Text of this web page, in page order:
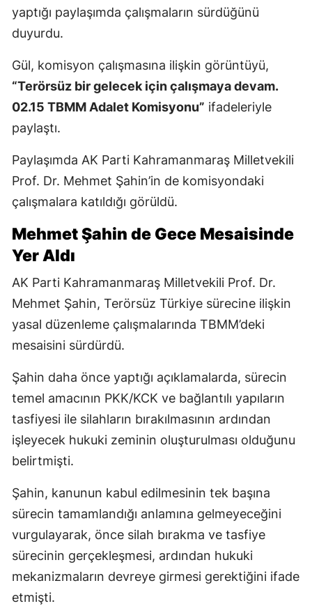
yaptığı paylaşımda çalışmaların sürdüğünü
duyurdu.
Gül, komisyon çalışmasına ilişkin görüntüyü,
“Terörsüz bir gelecek için çalışmaya devam.
02.15 TBMM Adalet Komisyonu” ifadeleriyle
paylaştı.
Paylaşımda AK Parti Kahramanmaraş Milletvekili
Prof. Dr. Mehmet Şahin’in de komisyondaki
çalışmalara katıldığı görüldü.
Mehmet Şahin de Gece Mesaisinde
Yer Aldı
AK Parti Kahramanmaraş Milletvekili Prof. Dr.
Mehmet Şahin, Terörsüz Türkiye sürecine ilişkin
yasal düzenleme çalışmalarında TBMM’deki
mesaisini sürdürdü.
Şahin daha önce yaptığı açıklamalarda, sürecin
temel amacının PKK/KCK ve bağlantılı yapıların
tasfiyesi ile silahların bırakılmasının ardından
işleyecek hukuki zeminin oluşturulması olduğunu
belirtmişti.
Şahin, kanunun kabul edilmesinin tek başına
sürecin tamamlandığı anlamına gelmeyeceğini
vurgulayarak, önce silah bırakma ve tasfiye
sürecinin gerçekleşmesi, ardından hukuki
mekanizmaların devreye girmesi gerektiğini ifade
etmişti.